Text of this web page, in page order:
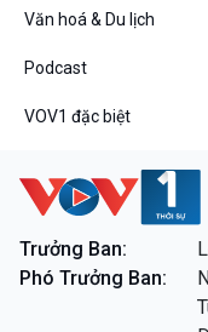
Thanh âm ký sự
Các chương trình đặc
Văn hoá & Du lịch
Podcast
VOV1 đặc biệt
Trưởng Ban:
Phó Trưởng Ban: